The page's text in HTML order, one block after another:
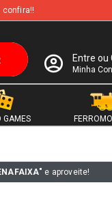
confira!!
Entre ou
Minha
GAMES
e aproveite!